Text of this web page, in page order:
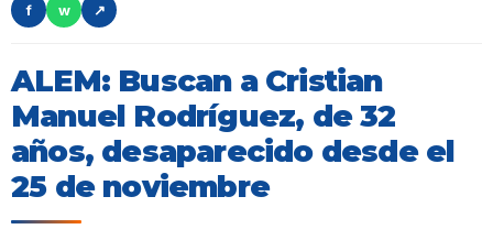
f
w ↗
ALEM: Buscan a Cristian
Manuel Rodríguez, de 32
años, desaparecido desde el
25 de noviembre